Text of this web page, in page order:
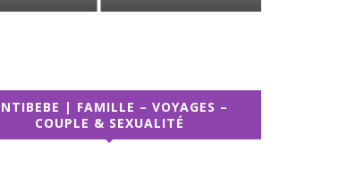
| FAMILLE – VOYAGES –
COUPLE & SEXUALITÉ